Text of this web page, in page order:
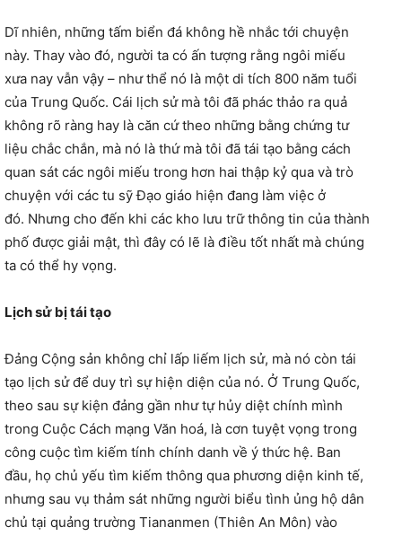
Dĩ nhiên, những tấm biển đá không hề nhắc tới chuyện
này. Thay vào đó, người ta có ấn tượng rằng ngôi miếu
xưa nay vẫn vậy – như thể nó là một di tích 800 năm tuổi
của Trung Quốc. Cái lịch sử mà tôi đã phác thảo ra quả
không rõ ràng hay là căn cứ theo những bằng chứng tư
liệu chắc chắn, mà nó là thứ mà tôi đã tái tạo bằng cách
quan sát các ngôi miếu trong hơn hai thập kỷ qua và trò
chuyện với các tu sỹ Đạo giáo hiện đang làm việc ở
đó. Nhưng cho đến khi các kho lưu trữ thông tin của thành
phố được giải mật, thì đây có lẽ là điều tốt nhất mà chúng
ta có thể hy vọng.
Lịch sử bị tái tạo
Đảng Cộng sản không chỉ lấp liếm lịch sử, mà nó còn tái
tạo lịch sử để duy trì sự hiện diện của nó. Ở Trung Quốc,
theo sau sự kiện đảng gần như tự hủy diệt chính mình
trong Cuộc Cách mạng Văn hoá, là cơn tuyệt vọng trong
công cuộc tìm kiếm tính chính danh về ý thức hệ. Ban
đầu, họ chủ yếu tìm kiếm thông qua phương diện kinh tế,
nhưng sau vụ thảm sát những người biểu tình ủng hộ dân
chủ tại quảng trường Tiananmen (Thiên An Môn) vào